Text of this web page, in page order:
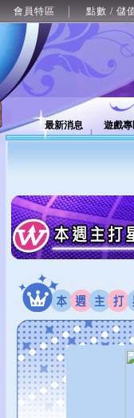
會員特區 點數 / 儲
最新消息 遊戲